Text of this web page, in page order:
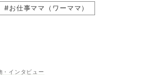
#お仕事ママ（ワーママ）
・インタビュー